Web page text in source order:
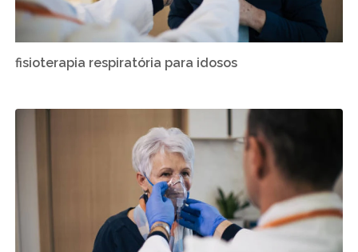
fisioterapia respiratória para idosos